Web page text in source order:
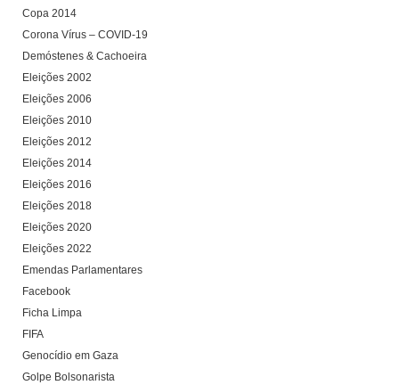
Copa 2014
Corona Vírus – COVID-19
Demóstenes & Cachoeira
Eleições 2002
Eleições 2006
Eleições 2010
Eleições 2012
Eleições 2014
Eleições 2016
Eleições 2018
Eleições 2020
Eleições 2022
Emendas Parlamentares
Facebook
Ficha Limpa
FIFA
Genocídio em Gaza
Golpe Bolsonarista